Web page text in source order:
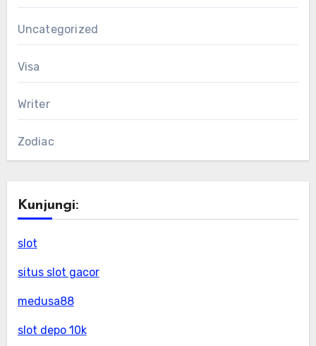
Uncategorized
Visa
Writer
Zodiac
Kunjungi:
slot
situs slot gacor
medusa88
slot depo 10k